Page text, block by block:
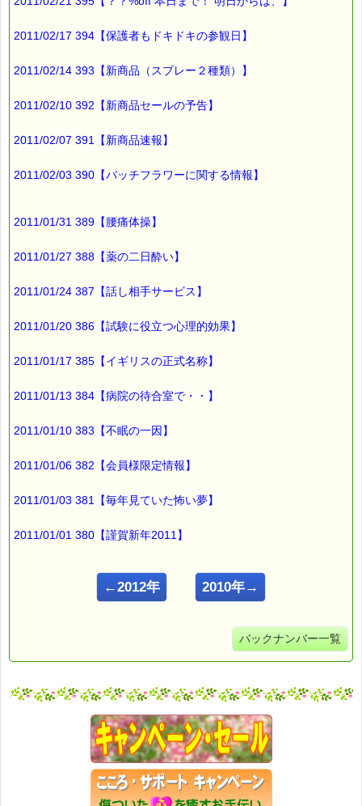
2011/02/17 394【保護者もドキドキの参観日】
2011/02/14 393【新商品（スプレー２種類）】
2011/02/10 392【新商品セールの予告】
2011/02/07 391【新商品速報】
2011/02/03 390【バッチフラワーに関する情報】
2011/01/31 389【腰痛体操】
2011/01/27 388【薬の二日酔い】
2011/01/24 387【話し相手サービス】
2011/01/20 386【試験に役立つ心理的効果】
2011/01/17 385【イギリスの正式名称】
2011/01/13 384【病院の待合室で・・】
2011/01/10 383【不眠の一因】
2011/01/06 382【会員様限定情報】
2011/01/03 381【毎年見ていた怖い夢】
2011/01/01 380【謹賀新年2011】
←2012年 2010年→
バックナンバー一覧